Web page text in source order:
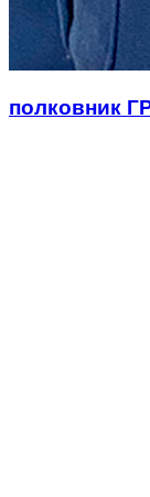
полковник